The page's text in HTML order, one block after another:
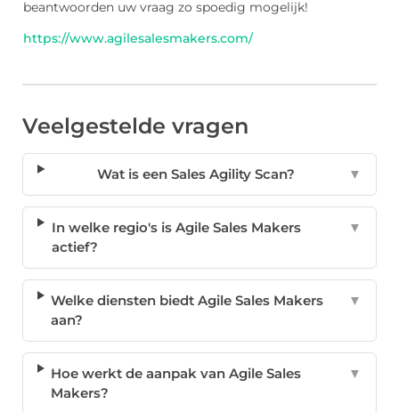
beantwoorden uw vraag zo spoedig mogelijk!
https://www.agilesalesmakers.com/
Veelgestelde vragen
Wat is een Sales Agility Scan? ▼
In welke regio's is Agile Sales Makers
actief?
▼
Welke diensten biedt Agile Sales Makers
aan?
▼
Hoe werkt de aanpak van Agile Sales
Makers?
▼